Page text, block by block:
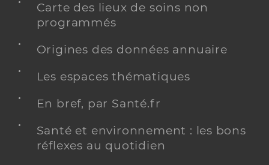
Carte des lieux de soins non
programmés
Origines des données annuaire
Les espaces thématiques
En bref, par Santé.fr
Santé et environnement : les bons
réflexes au quotidien